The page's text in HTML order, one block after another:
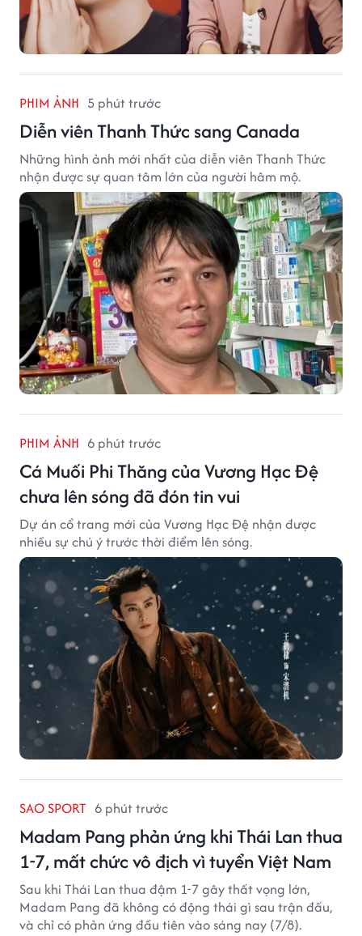
PHIM ẢNH 5 phút trước
Diễn viên Thanh Thức sang Canada
Những hình ảnh mới nhất của diễn viên Thanh Thức
nhận được sự quan tâm lớn của người hâm mộ.
PHIM ẢNH 6 phút trước
Cá Muối Phi Thăng của Vương Hạc Đệ
chưa lên sóng đã đón tin vui
Dự án cổ trang mới của Vương Hạc Đệ nhận được
nhiều sự chú ý trước thời điểm lên sóng.
SAO SPORT 6 phút trước
Madam Pang phản ứng khi Thái Lan thua
1-7, mất chức vô địch vì tuyển Việt Nam
Sau khi Thái Lan thua đậm 1-7 gây thất vọng lớn,
Madam Pang đã không có động thái gì sau trận đấu,
và chỉ có phản ứng đầu tiên vào sáng nay (7/8).